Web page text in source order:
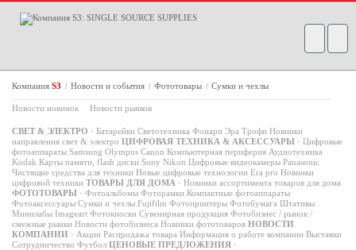
Компания S3 / Новости и события / Фототовары / Сумки и чехлы
Новости новинок Новости рынков
СВЕТ & ЭЛЕКТРО · Батарейки Светотехника Фонари Эра Трофи Новинки
направления свет & электро ЦИФРОВАЯ ТЕХНИКА & АКСЕССУАРЫ · Цифровые
фотоаппараты Samsung Olympus Canon Компьютерная периферия Аудиотехника
Kodak Карты памяти, flash диски Sony Nikon Цифровые видеокамеры Panasonic
Чистящие средства для техники Новые цифровые технологии Era pro Новинки
цифровой техники ТОВАРЫ ДЛЯ ДОМА · Новинки ассортимента товаров для дома
ФОТОТОВАРЫ · Фотоальбомы Фоторамки Компактные фотоаппараты
Фотоаксессуары Сумки и чехлы Fujifilm Фотопринтеры Фотобумага Штативы
Минилабы Imageart Фотокиоски Сувенирная продукция Фотобизнес / рынок /
смежные рынки Новости фотобизнеса Новинки фототоваров НОВОСТИ
КОМПАНИИ · Акции Распродажа товара Информация о работе компании Выставки
Сотрудничество Футбол ЦЕНОВЫЕ ПРЕДЛОЖЕНИЯ ·